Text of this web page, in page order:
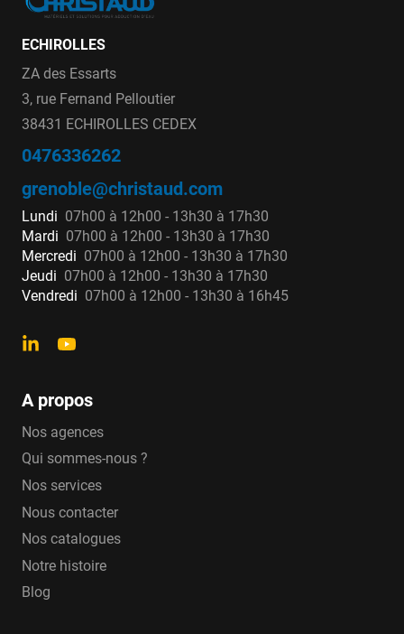
ECHIROLLES
ZA des Essarts
3, rue Fernand Pelloutier
38431 ECHIROLLES CEDEX
0476336262
grenoble@christaud.com
Lundi 07h00 à 12h00 - 13h30 à 17h30
Mardi 07h00 à 12h00 - 13h30 à 17h30
Mercredi 07h00 à 12h00 - 13h30 à 17h30
Jeudi 07h00 à 12h00 - 13h30 à 17h30
Vendredi 07h00 à 12h00 - 13h30 à 16h45
A propos
Nos agences
Qui sommes-nous ?
Nos services
Nous contacter
Nos catalogues
Notre histoire
Blog